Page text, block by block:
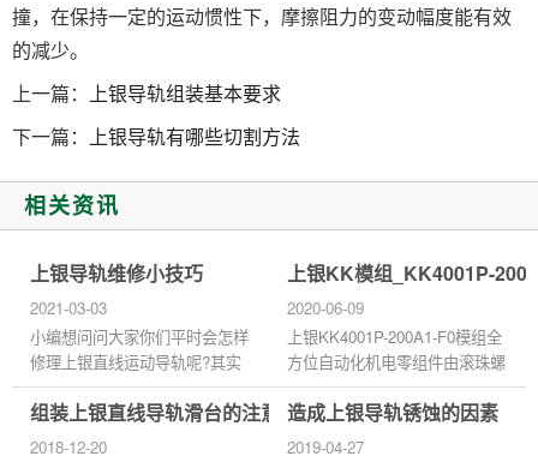
撞，在保持一定的运动惯性下，摩擦阻力的变动幅度能有效
的减少。
上一篇：
上银导轨组装基本要求
下一篇：
上银导轨有哪些切割方法
相关资讯
上银导轨维修小技巧
2021-03-03
小编想问问大家你们平时会怎样
修理上银直线运动导轨呢?其实
修理上银直线运动导轨的过程中
也是有技巧的，有了这些技巧以
后也会少了一些麻烦，那么大...
上银KK模组_KK4001P-
2020-06-09
上银KK4001P-200A1-F0模组全
方位自动化机电零组件由滚珠螺
杆和U型线性滑轨导引构成，其
滑座同时为滚珠螺杆的驱动螺帽
及线性滑轨的导引滑块。
组装上银直线导轨滑台的注意事项
2018-12-20
造成上银导轨锈蚀的因素
2019-04-27